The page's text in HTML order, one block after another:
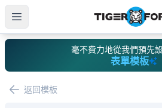
毫不費力地從我們預先
表單模板
返回模板